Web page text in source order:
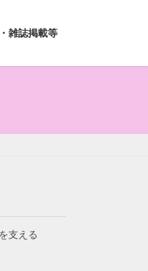
雑誌掲載等
支える